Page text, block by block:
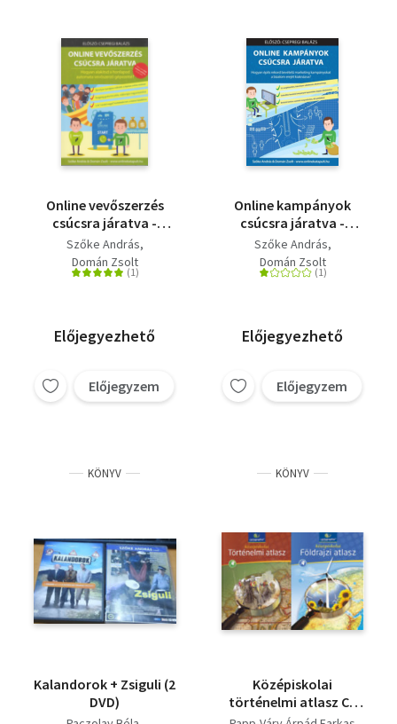
Online vevőszerzés
csúcsra járatva -
Hogyan alakítsd a
honlapod automata
vevőszerző gépezetté?
Szőke András
Domán Zsolt
Előjegyezhető
Előjegyzem
Online kampányok
csúcsra járatva -
Hogyan építs rekord
bevételű marketing
kampányokat a
Szőke András
Domán Zsolt
Előjegyezhető
Előjegyzem
KÖNYV
Kalandorok + Zsiguli (2
DVD)
KÖNYV
Középiskolai
történelmi atlasz CR
0082 + Középiskolai